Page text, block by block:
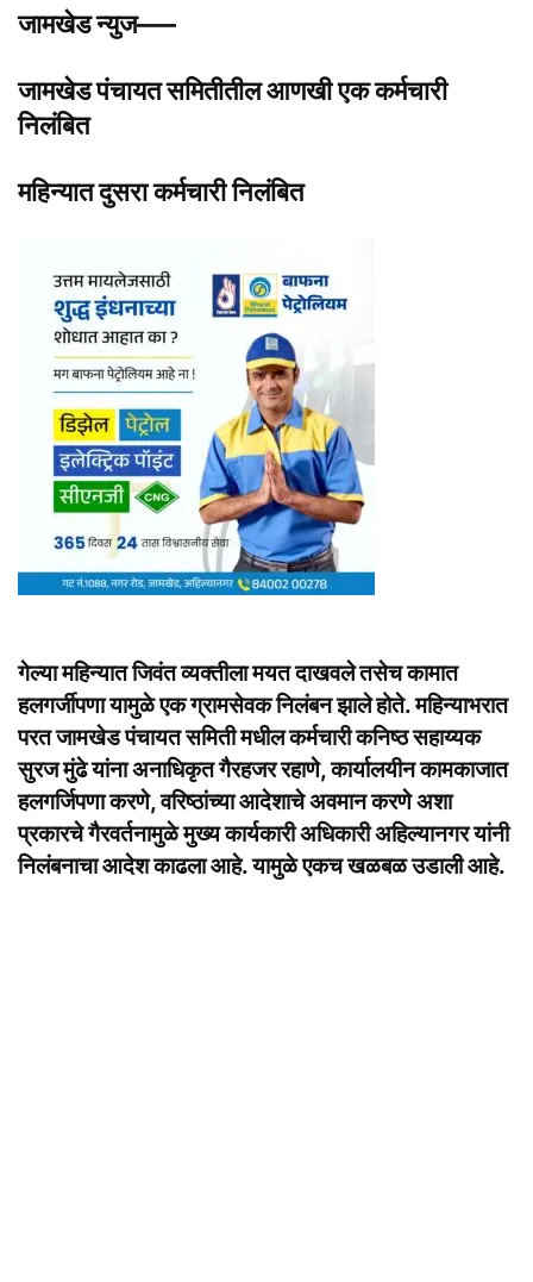
जामखेड न्युज—–
जामखेड पंचायत समितीतील आणखी एक कर्मचारी
निलंबित
महिन्यात दुसरा कर्मचारी निलंबित
गेल्या महिन्यात जिवंत व्यक्तीला मयत दाखवले तसेच कामात
हलगर्जीपणा यामुळे एक ग्रामसेवक निलंबन झाले होते. महिन्याभरात
परत जामखेड पंचायत समिती मधील कर्मचारी कनिष्ठ सहाय्यक
सुरज मुंढे यांना अनाधिकृत गैरहजर रहाणे, कार्यालयीन कामकाजात
हलगर्जिपणा करणे, वरिष्ठांच्या आदेशाचे अवमान करणे अशा
प्रकारचे गैरवर्तनामुळे मुख्य कार्यकारी अधिकारी अहिल्यानगर यांनी
निलंबनाचा आदेश काढला आहे. यामुळे एकच खळबळ उडाली आहे.